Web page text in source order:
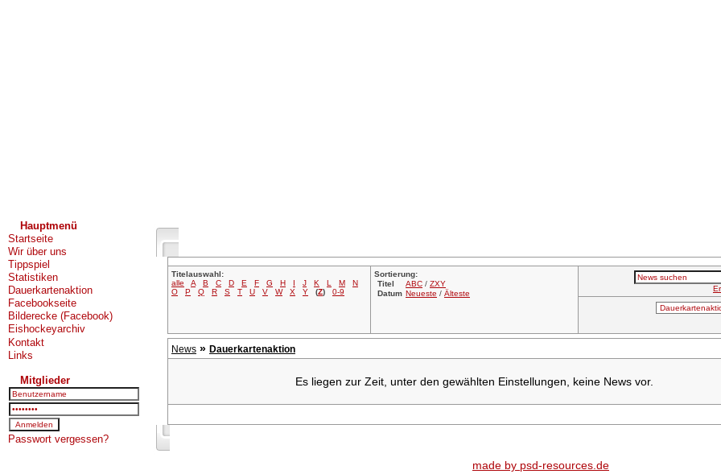
Hauptmenü
Startseite
Wir über uns
Tippspiel
Statistiken
Dauerkartenaktion
Facebookseite
Bilderecke (Facebook)
Eishockeyarchiv
Kontakt
Links
Mitglieder
Passwort vergessen?
Titelauswahl:
alle
A B C D E F G H I J K L M
N
O
P Q R S T U V W X Y (Z) 0-9
Sortierung:
Titel
ABC / ZXY
Datum Neueste / Älteste
News » Dauerkartenaktion
Es liegen zur Zeit, unter den gewählten Einstellungen, keine News vor.
made by psd-resources.de